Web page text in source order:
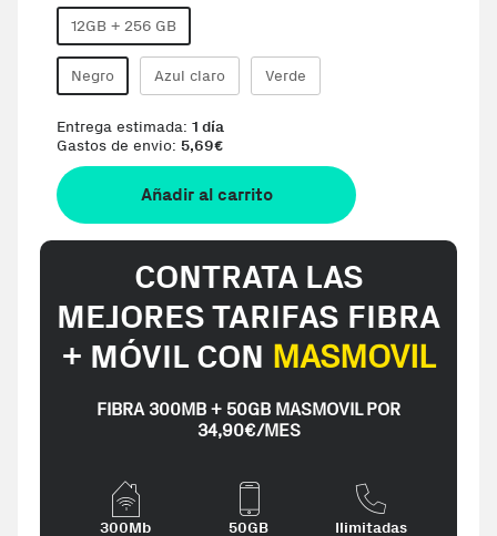
12GB + 256 GB
Negro Azul claro Verde
Entrega estimada: 1 día
Gastos de envio: 5,69€
Añadir al carrito
CONTRATA LAS
MEJORES TARIFAS FIBRA
+ MÓVIL CON MASMOVIL
FIBRA 300MB + 50GB MASMOVIL POR
34,90€/MES
300Mb 50GB Ilimitadas